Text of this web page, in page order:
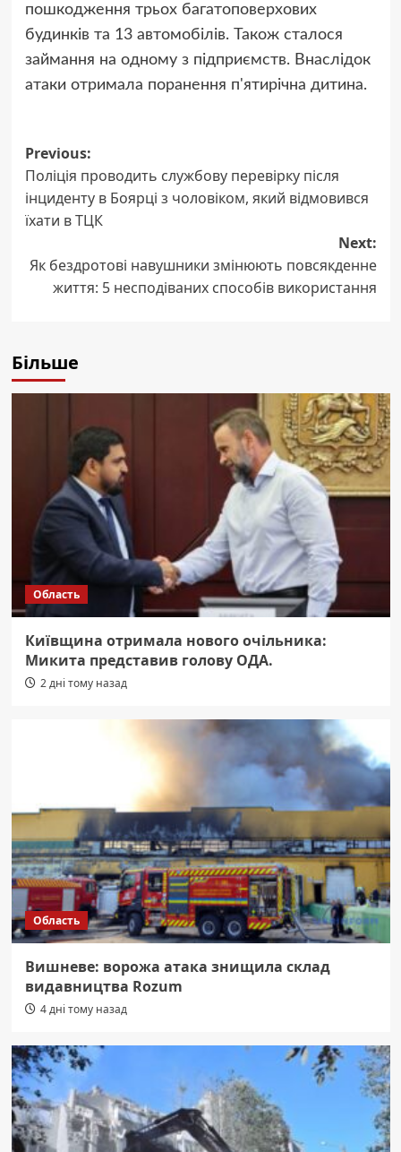
пошкодження трьох багатоповерхових
будинків та 13 автомобілів. Також сталося
займання на одному з підприємств. Внаслідок
атаки отримала поранення п'ятирічна дитина.
Post
navigation
Previous:
Поліція проводить службову перевірку після
інциденту в Боярці з чоловіком, який відмовився
їхати в ТЦК
Next:
Як бездротові навушники змінюють повсякденне
життя: 5 несподіваних способів використання
Більше
Область
Київщина отримала нового очільника:
Микита представив голову ОДА.
2 дні тому назад
Область
Вишневе: ворожа атака знищила склад
видавництва Rozum
4 дні тому назад